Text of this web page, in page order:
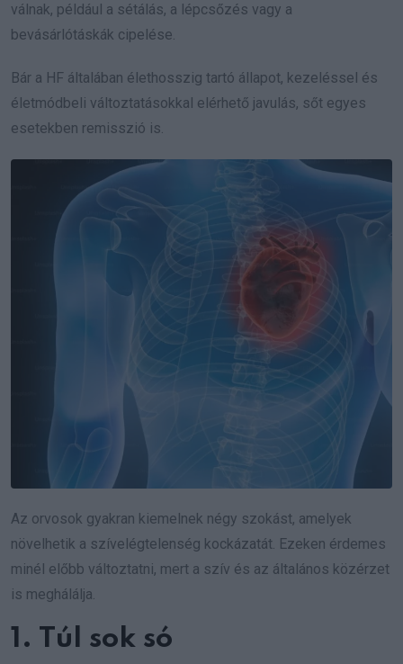
válnak, például a sétálás, a lépcsőzés vagy a
bevásárlótáskák cipelése.
Bár a HF általában élethosszig tartó állapot, kezeléssel és
életmódbeli változtatásokkal elérhető javulás, sőt egyes
esetekben remisszió is.
Az orvosok gyakran kiemelnek négy szokást, amelyek
növelhetik a szívelégtelenség kockázatát. Ezeken érdemes
minél előbb változtatni, mert a szív és az általános közérzet
is meghálálja.
1. Túl sok só